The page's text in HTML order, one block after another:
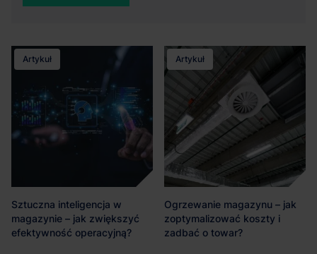
Artykuł
Sztuczna inteligencja w
magazynie – jak zwiększyć
efektywność operacyjną?
Artykuł
Ogrzewanie magazynu – jak
zoptymalizować koszty i
zadbać o towar?